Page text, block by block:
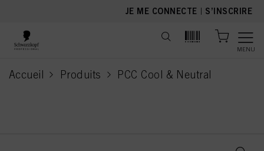
JE ME CONNECTE | S’INSCRIRE
MENU
Accueil Produits PCC Cool & Neutral
current page